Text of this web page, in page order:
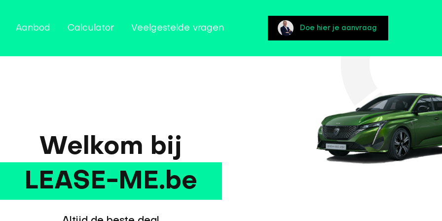
Aanbod Calculator Veelgestelde vragen Doe hier je aanvraag
Welkom bij
LEASE-ME.be